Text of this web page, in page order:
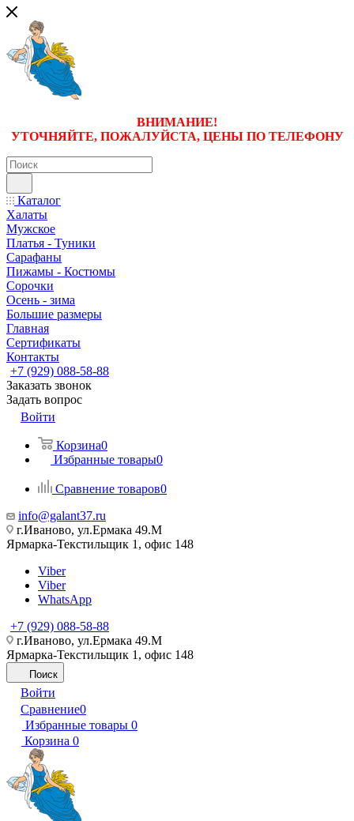
ВНИМАНИЕ!
УТОЧНЯЙТЕ, ПОЖАЛУЙСТА, ЦЕНЫ ПО ТЕЛЕФОНУ
Каталог
Халаты
Мужское
Платья - Туники
Сарафаны
Пижамы - Костюмы
Сорочки
Oсень - зима
Большие размеры
Главная
Сертификаты
Контакты
+7 (929) 088-58-88
Заказать звонок
Задать вопрос
Войти
Корзина0
Избранные товары0
Сравнение товаров0
info@galant37.ru
г.Иваново, ул.Ермака 49.M
Ярмарка-Текстильщик 1, офис 148
Viber
Viber
WhatsApp
+7 (929) 088-58-88
г.Иваново, ул.Ермака 49.M
Ярмарка-Текстильщик 1, офис 148
Поиск
Войти
Сравнение0
Избранные товары 0
Корзина 0